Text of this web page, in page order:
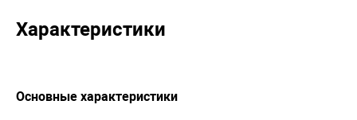
Характеристики
Основные характеристики